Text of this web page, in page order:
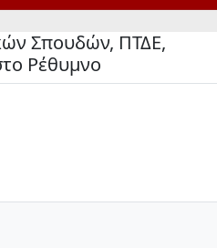
Σπουδών, ΠΤΔΕ,
Ρέθυμνο